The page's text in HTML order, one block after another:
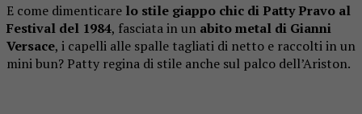
E come dimenticare lo stile giappo chic di Patty Pravo al
Festival del 1984, fasciata in un abito metal di Gianni
Versace, i capelli alle spalle tagliati di netto e raccolti in un
mini bun? Patty regina di stile anche sul palco dell’Ariston.